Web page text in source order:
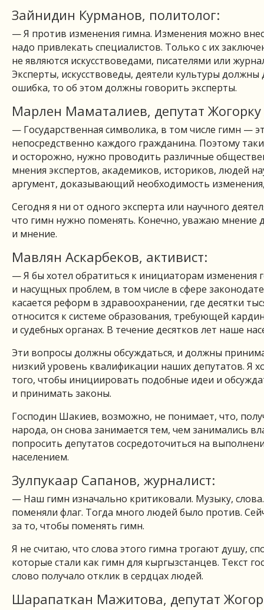
Зайнидин Курманов, политолог:
— Я против изменения гимна. Изменения можно
надо привлекать специалистов. Только с их
не являются искусствоведами, писателями или
Эксперты, искусствоведы, деятели культуры
ошибка, то об этом должны говорить эксперты.
Марлен Маматалиев, депутат
— Государственная символика, в том числе гимн —
непосредственно каждого гражданина. Поэтому
и осторожно, нужно проводить различные
мнения экспертов, академиков, историков, людей
аргумент, доказывающий необходимость
Сегодня я ни от одного эксперта или научного
что гимн нужно поменять. Конечно, уважаю мнение
и мнение.
Мавлян Аскарбеков, активист:
— Я бы хотел обратиться к инициаторам изменения
и насущных проблем, в том числе в сфере
касается реформ в здравоохранении, где десятки
относится к системе образования, требующей
и судебных органах. В течение десятков лет наше
Эти вопросы должны обсуждаться, и должны
низкий уровень квалификации наших депутатов. Я
того, чтобы инициировать подобные идеи и
и принимать законы.
Господин Шакиев, возможно, не понимает, что,
народа, он снова занимается тем, чем занимались
попросить депутатов сосредоточиться на
населением.
Зулпукаар Сапанов, журналист:
— Наш гимн изначально критиковали. Музыку,
поменяли флаг. Тогда много людей было против.
за то, чтобы поменять гимн.
Я не считаю, что слова этого гимна трогают душу,
которые стали как гимн для кыргызстанцев. Текст
слово получало отклик в сердцах людей.
Шарапаткан Мажитова, депутат